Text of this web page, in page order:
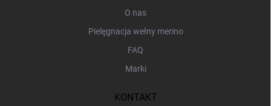
O nas
Pielęgnacja wełny merino
FAQ
Marki
KONTAKT